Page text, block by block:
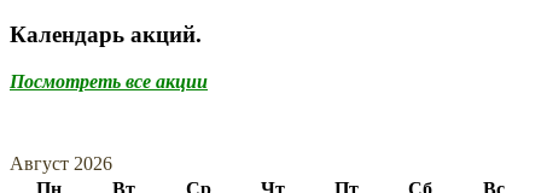
Календарь акций.
Посмотреть все акции
Август 2026
Пн
Вт Ср Чт Пт Сб Вс